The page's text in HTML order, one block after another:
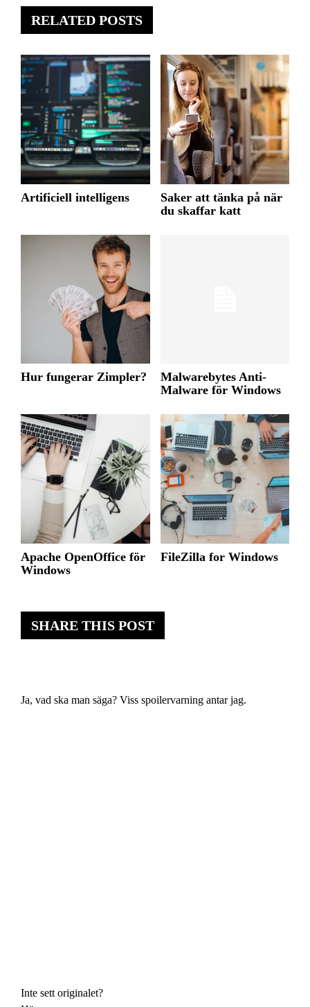
SHARE THIS POST
Ja, vad ska man säga? Viss spoilervarning antar jag.
Inte sett originalet?
RELATED POSTS
Artificiell intelligens
Saker att tänka på när
du skaffar katt
Hur fungerar Zimpler?
Malwarebytes Anti-
Malware för Windows
Apache OpenOffice för
Windows
FileZilla for Windows